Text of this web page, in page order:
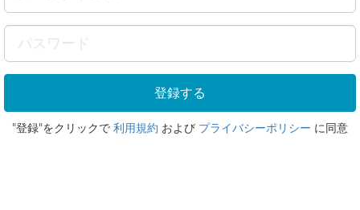
"登録"をクリックで 利用規約 および プライバシーポリシー に同意